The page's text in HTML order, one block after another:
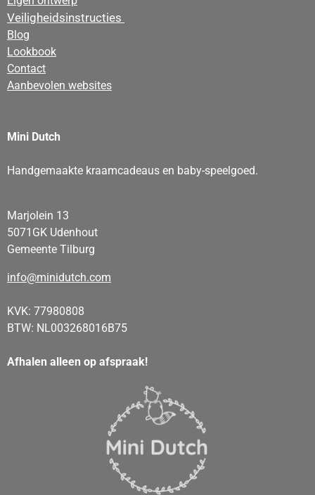
Veiligheidsinstructies
Blog
Lookbook
Contact
Aanbevolen websites
Mini Dutch
Handgemaakte kraamcadeaus en baby-speelgoed.
Marjolein 13
5071GK Udenhout
Gemeente Tilburg
info@minidutch.com
KVK: 77980808
BTW: NL003268016B75
Afhalen alleen op afspraak!